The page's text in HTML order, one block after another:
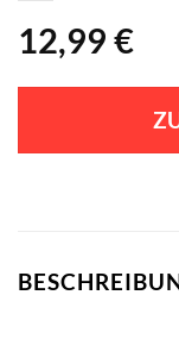
12,99 €